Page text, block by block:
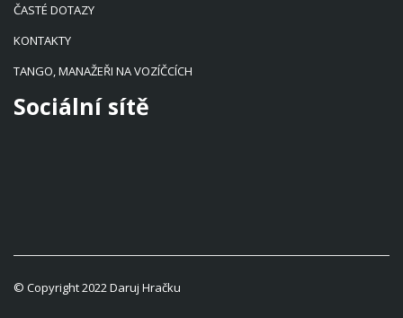
ČASTÉ DOTAZY
KONTAKTY
TANGO, MANAŽEŘI NA VOZÍČCÍCH
Sociální sítě
© Copyright 2022 Daruj Hračku